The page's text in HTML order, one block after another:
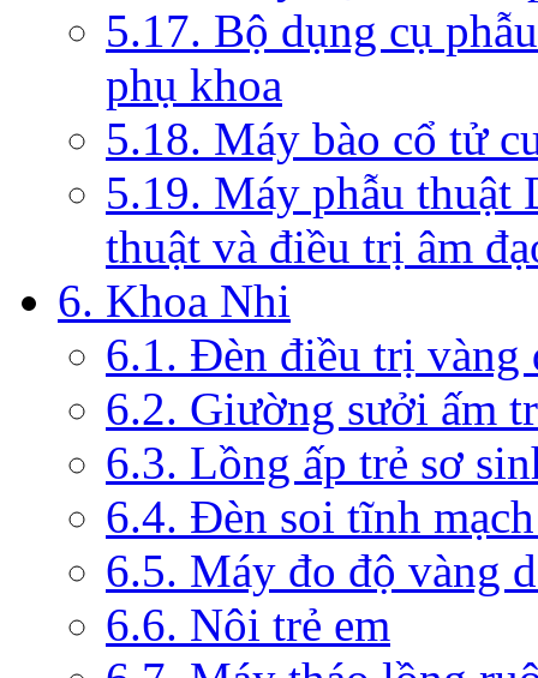
5.17. Bộ dụng cụ
phụ khoa
5.18. Máy bào cổ tử
5.19. Máy phẫu thuật
thuật và điều trị âm
6. Khoa Nhi
6.1. Đèn điều trị vàng
6.2. Giường sưởi ấm
6.3. Lồng ấp trẻ sơ
6.4. Đèn soi tĩnh
6.5. Máy đo độ vàng
6.6. Nôi trẻ em